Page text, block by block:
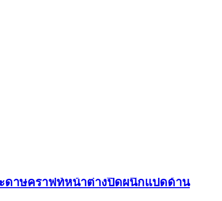
ดาษคราฟท์หน้าต่างปิดผนึกแปดด้าน